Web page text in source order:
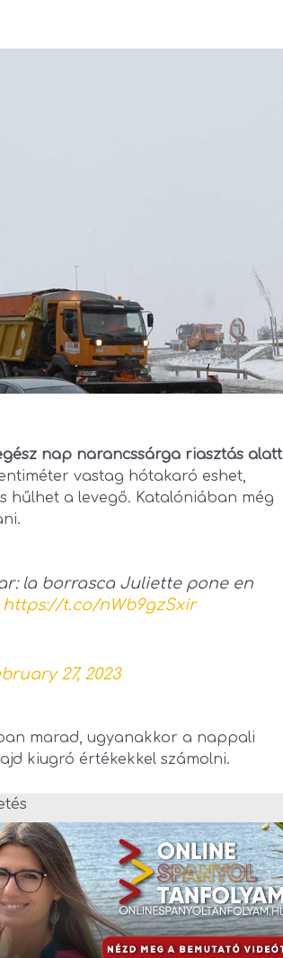
nap narancssárga riasztás alatt
vastag hótakaró eshet,
hűlhet a levegő. Katalóniában még
la borrasca Juliette pone en
https://t.co/nWb9gzSxir
27, 2023
marad, ugyanakkor a nappali
kiugró értékekkel számolni.